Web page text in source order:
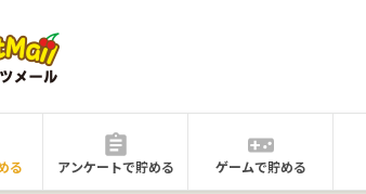
る アンケートで貯める ゲームで貯める